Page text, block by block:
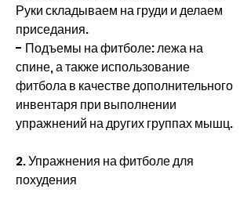
Руки складываем на груди и делаем
приседания.
- Подъемы на фитболе: лежа на
спине, а также использование
фитбола в качестве дополнительного
инвентаря при выполнении
упражнений на других группах мышц.
2. Упражнения на фитболе для
похудения